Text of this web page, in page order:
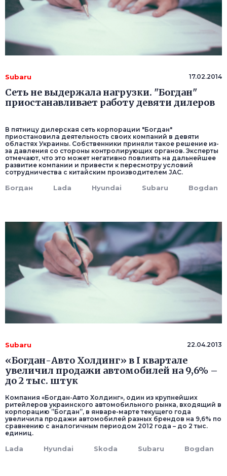
Subaru 17.02.2014
Сеть не выдержала нагрузки. "Богдан"
приостанавливает работу девяти дилеров
В пятницу дилерская сеть корпорации "Богдан"
приостановила деятельность своих компаний в девяти
областях Украины. Собственники приняли такое решение из-
за давления со стороны контролирующих органов. Эксперты
отмечают, что это может негативно повлиять на дальнейшее
развитие компании и привести к пересмотру условий
сотрудничества с китайским производителем JAC.
Богдан Lada Hyundai Subaru Bogdan
Subaru 22.04.2013
«Богдан-Авто Холдинг» в І квартале
увеличил продажи автомобилей на 9,6% –
до 2 тыс. штук
Компания «Богдан-Авто Холдинг», один из крупнейших
ритейлеров украинского автомобильного рынка, входящий в
корпорацию ”Богдан”, в январе-марте текущего года
увеличила продажи автомобилей разных брендов на 9,6% по
сравнению с аналогичным периодом 2012 года – до 2 тыс.
единиц.
Lada Hyundai Skoda Subaru Bogdan